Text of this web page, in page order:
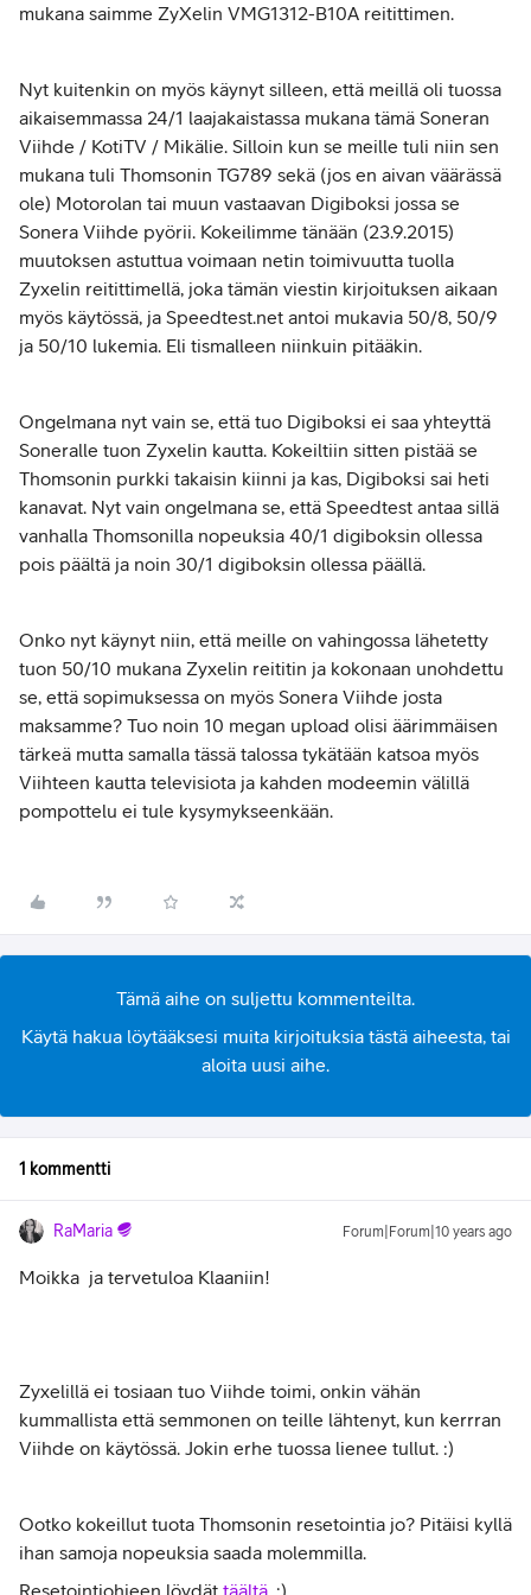
mukana saimme ZyXelin VMG1312-B10A reitittimen.
Nyt kuitenkin on myös käynyt silleen, että meillä oli tuossa
aikaisemmassa 24/1 laajakaistassa mukana tämä Soneran
Viihde / KotiTV / Mikälie. Silloin kun se meille tuli niin sen
mukana tuli Thomsonin TG789 sekä (jos en aivan väärässä
ole) Motorolan tai muun vastaavan Digiboksi jossa se
Sonera Viihde pyörii. Kokeilimme tänään (23.9.2015)
muutoksen astuttua voimaan netin toimivuutta tuolla
Zyxelin reitittimellä, joka tämän viestin kirjoituksen aikaan
myös käytössä, ja Speedtest.net antoi mukavia 50/8, 50/9
ja 50/10 lukemia. Eli tismalleen niinkuin pitääkin.
Ongelmana nyt vain se, että tuo Digiboksi ei saa yhteyttä
Soneralle tuon Zyxelin kautta. Kokeiltiin sitten pistää se
Thomsonin purkki takaisin kiinni ja kas, Digiboksi sai heti
kanavat. Nyt vain ongelmana se, että Speedtest antaa sillä
vanhalla Thomsonilla nopeuksia 40/1 digiboksin ollessa
pois päältä ja noin 30/1 digiboksin ollessa päällä.
Onko nyt käynyt niin, että meille on vahingossa lähetetty
tuon 50/10 mukana Zyxelin reititin ja kokonaan unohdettu
se, että sopimuksessa on myös Sonera Viihde josta
maksamme? Tuo noin 10 megan upload olisi äärimmäisen
tärkeä mutta samalla tässä talossa tykätään katsoa myös
Viihteen kautta televisiota ja kahden modeemin välillä
pompottelu ei tule kysymykseenkään.
Tämä aihe on suljettu kommenteilta.
Käytä hakua löytääksesi muita kirjoituksia tästä aiheesta, tai
aloita uusi aihe.
1 kommentti
RaMaria Forum|Forum|10 years ago
Moikka ja tervetuloa Klaaniin!
Zyxelillä ei tosiaan tuo Viihde toimi, onkin vähän
kummallista että semmonen on teille lähtenyt, kun kerrran
Viihde on käytössä. Jokin erhe tuossa lienee tullut. :)
Ootko kokeillut tuota Thomsonin resetointia jo? Pitäisi kyllä
ihan samoja nopeuksia saada molemmilla.
Resetointiohjeen löydät täältä . :)